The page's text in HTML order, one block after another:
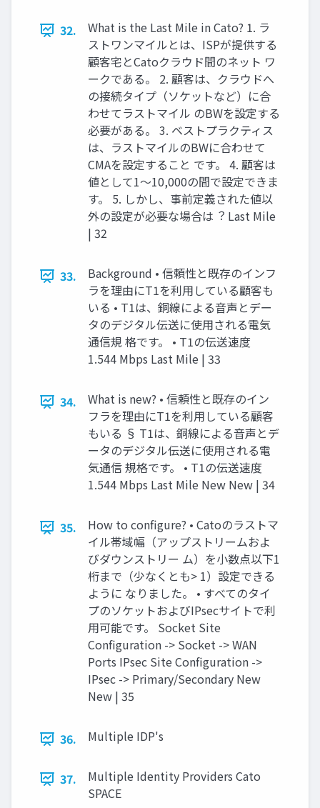
32.
What is the Last Mile in Cato? 1. ラ
ストワンマイルとは、ISPが提供する
顧客宅とCatoクラウド間のネット ワ
ークである。 2. 顧客は、クラウドへ
の接続タイプ（ソケットなど）に合
わせてラストマイル のBWを設定する
必要がある。 3. ベストプラクティス
は、ラストマイルのBWに合わせて
CMAを設定すること です。 4. 顧客は
値として1〜10,000の間で設定できま
す。 5. しかし、事前定義された値以
外の設定が必要な場合は︖ Last Mile
| 32
33.
Background • 信頼性と既存のインフ
ラを理由にT1を利⽤している顧客も
いる • T1は、銅線による⾳声とデー
タのデジタル伝送に使⽤される電気
通信規 格です。 • T1の伝送速度
1.544 Mbps Last Mile | 33
34.
What is new? • 信頼性と既存のイン
フラを理由にT1を利⽤している顧客
もいる § T1は、銅線による⾳声とデ
ータのデジタル伝送に使⽤される電
気通信 規格です。 • T1の伝送速度
1.544 Mbps Last Mile New New | 34
35.
How to configure? • Catoのラストマ
イル帯域幅（アップストリームおよ
びダウンストリー ム）を⼩数点以下1
桁まで（少なくとも> 1）設定できる
ように なりました。 • すべてのタイ
プのソケットおよびIPsecサイトで利
⽤可能です。 Socket Site
Configuration -> Socket -> WAN
Ports IPsec Site Configuration ->
IPsec -> Primary/Secondary New
New | 35
36. Multiple IDP's
37.
Multiple Identity Providers Cato
SPACE